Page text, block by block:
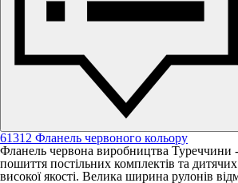
61312 Фланель червоного кольору
Фланель червона виробництва Туреччини
пошиття постільних комплектів та
високої якості. Велика ширина рулонів